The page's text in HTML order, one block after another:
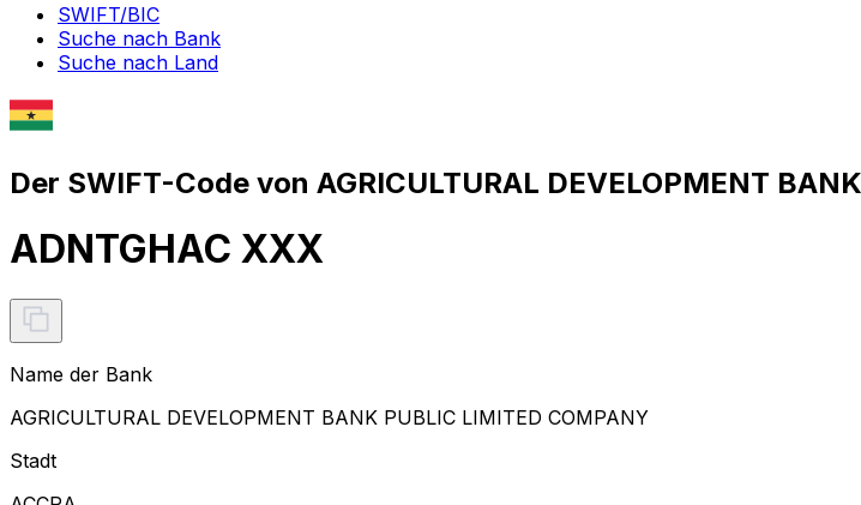
SWIFT/BIC
Suche nach Bank
Suche nach Land
Der SWIFT-Code von AGRICULTURAL DEVELOPMENT
ADNTGHAC XXX
Name der Bank
AGRICULTURAL DEVELOPMENT BANK PUBLIC LIMITED COMPANY
Stadt